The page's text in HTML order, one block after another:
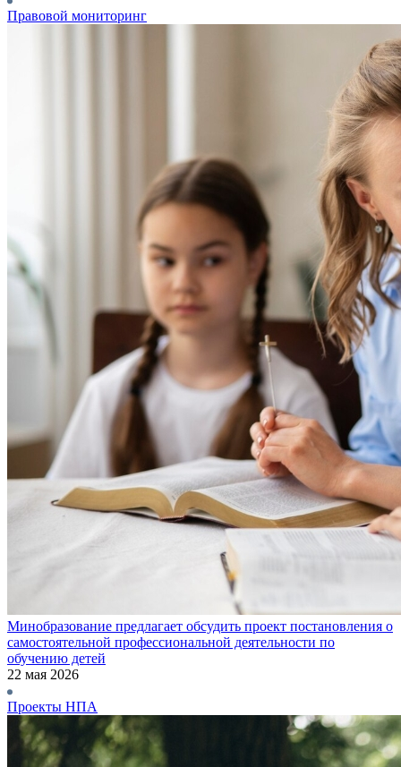
Правовой мониторинг
Минобразование предлагает обсудить проект постановления о
самостоятельной профессиональной деятельности по
обучению детей
22 мая 2026
Проекты НПА